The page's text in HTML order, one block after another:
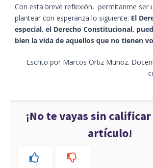
Con esta breve reflexión, permítanme ser
plantear con esperanza lo siguiente: El
especial, el Derecho Constitucional,
bien la vida de aquellos que no tienen
Escrito por Marcos Ortiz Muñoz.
¡No te vayas sin
artículo!